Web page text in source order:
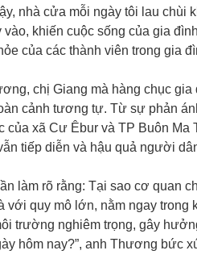
nhà cửa mỗi ngày tôi lau chùi
vào, khiến cuộc sống của gia
của các thành viên trong gia
chị Giang mà hàng chục
cảnh tương tự. Từ sự phản
của xã Cư Êbur và TP Buôn Ma
tiếp diễn và hậu quả người
làm rõ rằng: Tại sao cơ quan
với quy mô lớn, nằm ngay trong
trường nghiêm trọng, gây
hôm nay?”, anh Thương bức